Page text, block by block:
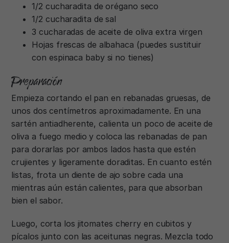
1/2 cucharadita de orégano seco
1/2 cucharadita de sal
3 cucharadas de aceite de oliva extra virgen
Hojas frescas de albahaca (puedes sustituir
con espinaca baby si no tienes)
Preparación
Empieza cortando el pan en rebanadas gruesas, de
unos dos centímetros aproximadamente. En una
sartén antiadherente, calienta un poco de aceite de
oliva a fuego medio y coloca las rebanadas de pan
para dorarlas por ambos lados hasta que estén
crujientes y ligeramente doraditas. En cuanto estén
listas, frota un diente de ajo sobre cada una
mientras aún están calientes, para que absorban
bien el sabor.
Luego, corta los jitomates cherry en cubitos y
pícalos junto con las aceitunas negras. Mezcla todo